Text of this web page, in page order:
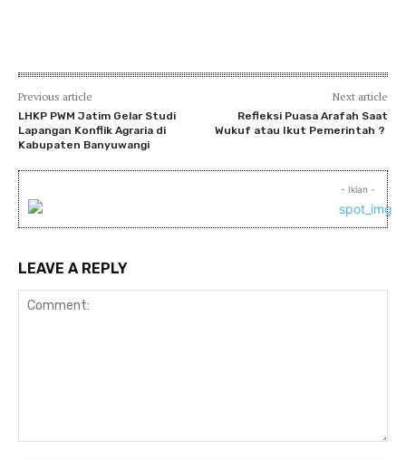
Previous article
LHKP PWM Jatim Gelar Studi
Lapangan Konflik Agraria di
Kabupaten Banyuwangi
Next article
Refleksi Puasa Arafah Saat
Wukuf atau Ikut Pemerintah ?
- Iklan -
LEAVE A REPLY